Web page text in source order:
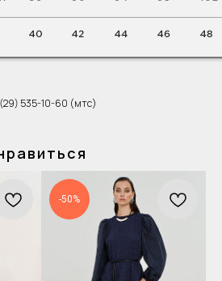
535-10-60 (мтс)
-50%